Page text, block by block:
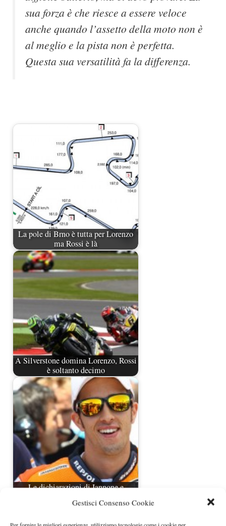
Gestisci Consenso Cookie
sua forza è che riesce a essere veloce
anche quando l’assetto della moto non è
al meglio e la pista non è perfetta.
Questa sua versatilità fa la differenza.
La pole di Brno è tutta per Lorenzo
ma Rossi è là
A Silverstone domina Lorenzo, Rossi
è soltanto decimo
Le dichiarazioni di Iannone e